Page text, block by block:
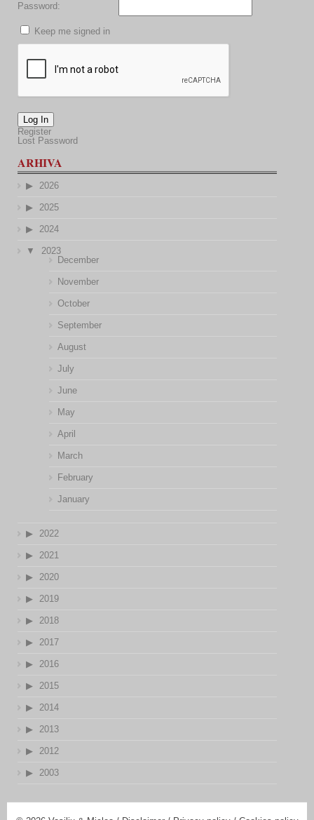
Password:
Keep me signed in
Log In
Register
Lost Password
ARHIVA
2026
2025
2024
2023
December
November
October
September
August
July
June
May
April
March
February
January
2022
2021
2020
2019
2018
2017
2016
2015
2014
2013
2012
2003